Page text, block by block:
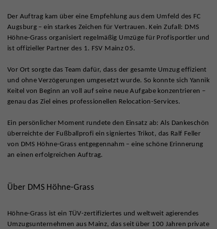
Der Auftrag kam über eine Empfehlung aus dem Umfeld des FC
Augsburg – ein starkes Zeichen für Vertrauen. Kein Zufall: DMS
Höhne-Grass organisiert regelmäßig Umzüge für Profisportler und
ist offizieller Partner des 1. FSV Mainz 05.
Vor Ort sorgte das Team dafür, dass der gesamte Umzug effizient
und ohne Verzögerungen umgesetzt wurde. So konnte sich Yannik
Keitel von Beginn an voll auf seine neue Aufgabe konzentrieren –
genau das Ziel eines professionellen Relocation-Services.
Ein persönlicher Moment rundete den Einsatz ab: Als Dankeschön
überreichte der Fußballprofi ein signiertes Trikot, das Ralf Feller
von DMS Höhne-Grass entgegennahm – eine schöne Erinnerung
an einen erfolgreichen Auftrag.
Über DMS Höhne-Grass
Höhne-Grass ist ein TÜV-zertifiziertes und weltweit agierendes
Umzugsunternehmen aus Mainz, das seit über 100 Jahren private